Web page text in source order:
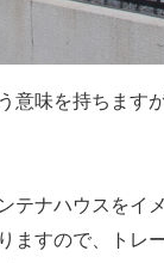
意味を持ちます
ナハウスをイ
ますので、トレ